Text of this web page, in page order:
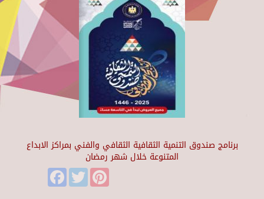
برنامج صندوق التنمية الثقافية الثقافي والفني بمراكز الابداع
المتنوعة خلال شهر رمضان
FacebookTwitter